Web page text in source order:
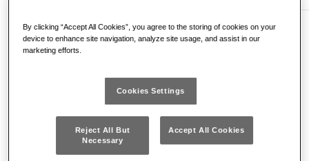
Was du brauchst
Holzbrett für den Sockel
Leim
By clicking “Accept All Cookies”, you agree to the storing of cookies on your
device to enhance site navigation, analyze site usage, and assist in our
marketing efforts.
Cookies Settings
Reject All But
Necessary
Accept All Cookies